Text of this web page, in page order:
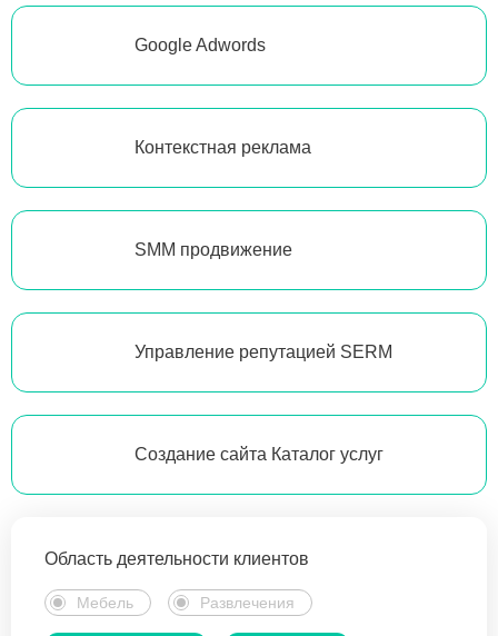
Google Adwords
Контекстная реклама
SMM продвижение
Управление репутацией SERM
Создание сайта Каталог услуг
Область деятельности клиентов
Мебель Развлечения